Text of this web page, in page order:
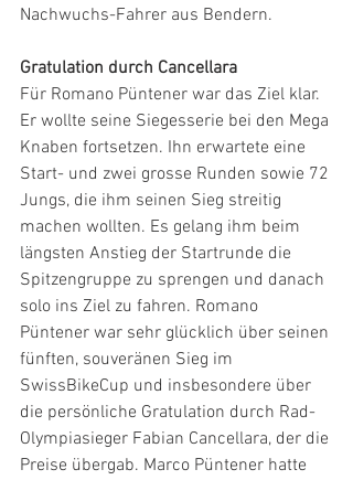
Nachwuchs-Fahrer aus Bendern.
Gratulation durch Cancellara
Für Romano Püntener war das Ziel klar.
Er wollte seine Siegesserie bei den Mega
Knaben fortsetzen. Ihn erwartete eine
Start- und zwei grosse Runden sowie 72
Jungs, die ihm seinen Sieg streitig
machen wollten. Es gelang ihm beim
längsten Anstieg der Startrunde die
Spitzengruppe zu sprengen und danach
solo ins Ziel zu fahren. Romano
Püntener war sehr glücklich über seinen
fünften, souveränen Sieg im
SwissBikeCup und insbesondere über
die persönliche Gratulation durch Rad-
Olympiasieger Fabian Cancellara, der die
Preise übergab. Marco Püntener hatte